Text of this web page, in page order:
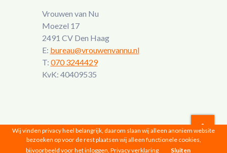
Vrouwen van Nu
Moezel 17
2491 CV Den Haag
E: bureau@vrouwenvannu.nl
T: 070 3244429
KvK: 40409535
Vrouwen van Nu © 2026 |Privacyverklaring
Wij vinden privacy heel belangrijk, daarom slaan wij alleen anoniem website
bezoeken op voor de rest plaatsen wij alleen functionele cookies,
bijvoorbeeld voor het inloggen. Privacy verklaring Sluiten